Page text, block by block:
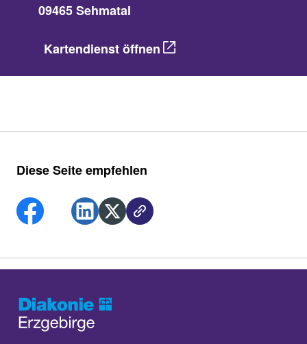
09465 Sehmatal
Kartendienst öffnen
Diese Seite empfehlen